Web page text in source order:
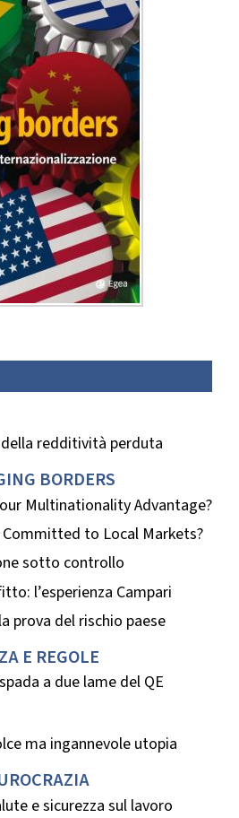
redditività perduta
BORDERS
Multinationality Advantage?
to Local Markets?
sotto controllo
l’esperienza Campari
prova del rischio paese
E REGOLE
a due lame del QE
ma ingannevole utopia
e sicurezza sul lavoro